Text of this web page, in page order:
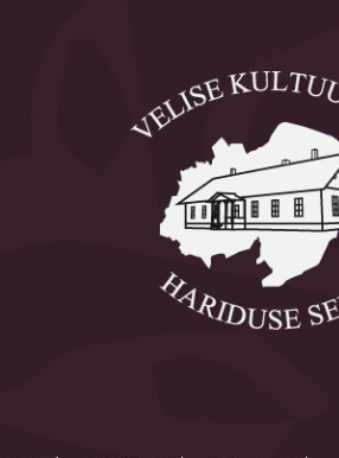
Avaleht
Aleksei Parnabas
Sillaotsa Talumuuseum